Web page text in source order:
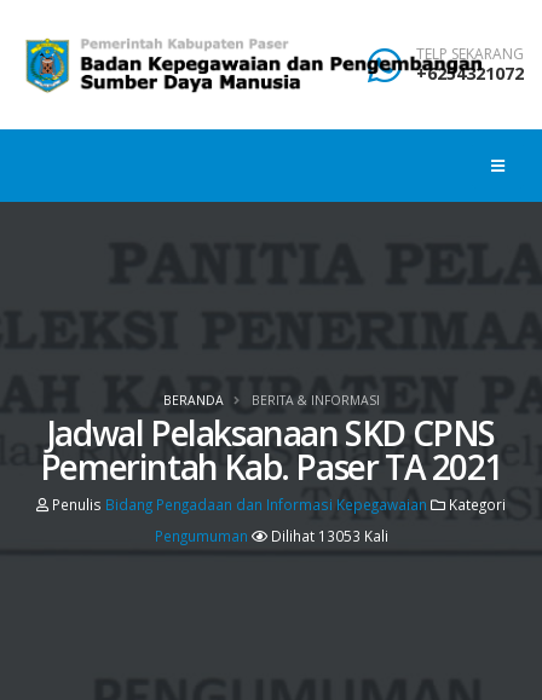
TELP SEKARANG
+6254321072
Jadwal Pelaksanaan SKD CPNS
Pemerintah Kab. Paser TA 2021
Penulis Bidang Pengadaan dan Informasi Kepegawaian
Kategori
Pengumuman
Dilihat 13053 Kali
BERANDA BERITA & INFORMASI